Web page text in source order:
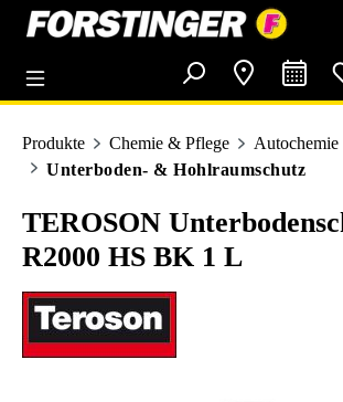
springen
Produkte Chemie & Pflege
Autochemie
Unterboden- & Hohlraumschutz
TEROSON
R2000 HS BK 1 L